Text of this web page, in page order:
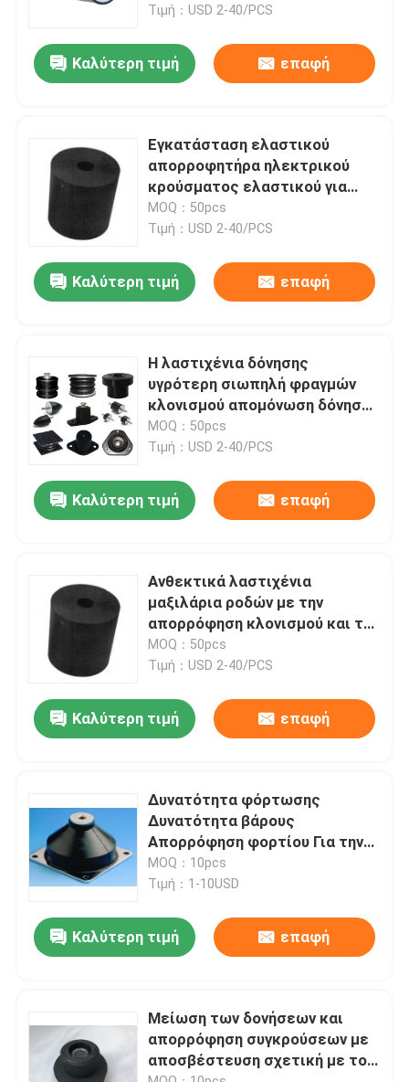
Προϊόντα
Σχετικά με εμάς
περιοδεία στο εργοστάσιο
Ειδήσεις
Ζητήστε μια προσφορά
Λαστιχένιες σφραγίδες διαφραγμάτων
Λαστιχένιο διάφραγμα βαλβίδων
κλονισμού παραμόρφωσης
Τιμή：USD 2-40/PCS
Καλύτερη τιμή επαφή
Εγκατάσταση ελαστικού
απορροφητήρα ηλεκτρικού
κρούσματος ελαστικού για
τροχιά
MOQ：50pcs
Τιμή：USD 2-40/PCS
Καλύτερη τιμή επαφή
Η λαστιχένια δόνησης
υγρότερη σιωπηλή φραγμών
κλονισμού απομόνωση δόνησης
απορροφητών λαστιχένια
τοποθετεί
MOQ：50pcs
Τιμή：USD 2-40/PCS
Καλύτερη τιμή επαφή
Ανθεκτικά λαστιχένια
μαξιλάρια ροδών με την
απορρόφηση κλονισμού και την
αντίσταση θερμότητας
MOQ：50pcs
Τιμή：USD 2-40/PCS
Καλύτερη τιμή επαφή
Δυνατότητα φόρτωσης
Δυνατότητα βάρους
Απορρόφηση φορτίου Για την
απορρόφηση φορτίου
MOQ：10pcs
Τιμή：1-10USD
Καλύτερη τιμή επαφή
Μείωση των δονήσεων και
απορρόφηση συγκρούσεων με
αποσβέστευση σχετική με το